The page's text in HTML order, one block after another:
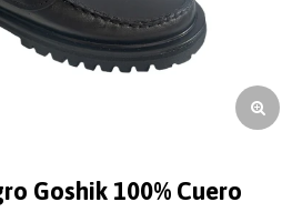
Goshik 100% Cuero